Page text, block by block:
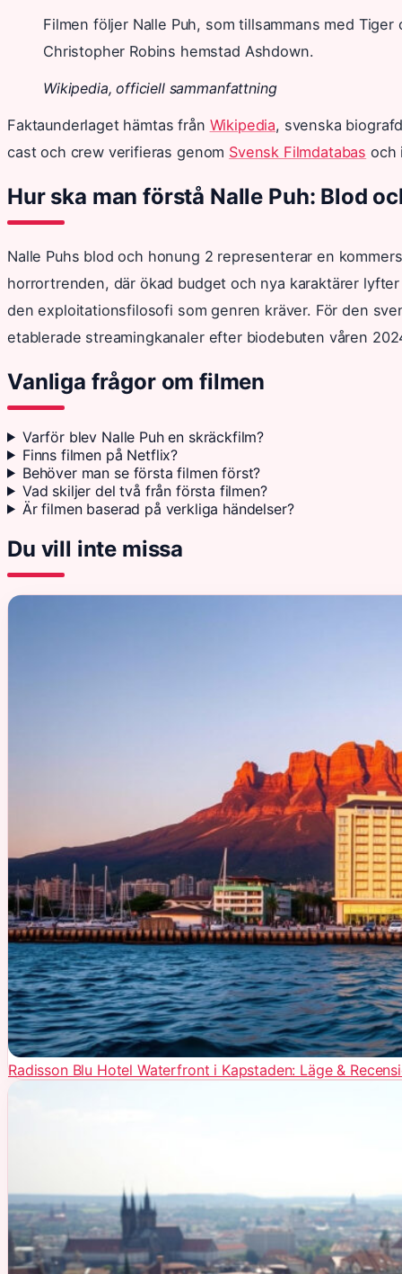
Filmen följer Nalle Puh, som tillsammans med
Christopher Robins hemstad Ashdown.
Wikipedia, officiell sammanfattning
Faktaunderlaget hämtas från Wikipedia, svenska
cast och crew verifieras genom Svensk Filmdatabas och
Hur ska man förstå Nalle Puh: Blod
Nalle Puhs blod och honung 2 representerar en
horrortrenden, där ökad budget och nya karaktärer
den exploitationsfilosofi som genren kräver. För den
etablerade streamingkanaler efter biodebuten våren
Vanliga frågor om filmen
Varför blev Nalle Puh en skräckfilm?
Finns filmen på Netflix?
Behöver man se första filmen först?
Vad skiljer del två från första filmen?
Är filmen baserad på verkliga händelser?
Du vill inte missa
Radisson Blu Hotel Waterfront i Kapstaden: Läge &